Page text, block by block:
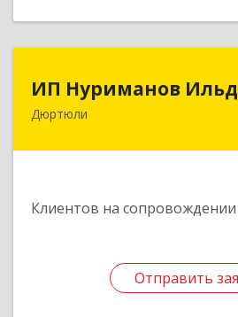
ИП Нуриманов
Дюртюли
Клиентов на сопровождении
Отправить
ИП Нуриманов
452320,
Отправить